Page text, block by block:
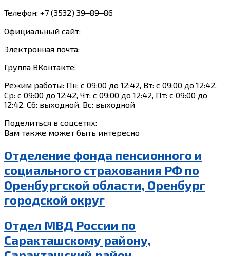
Телефон: +7 (3532) 39‒89‒86
Официальный сайт:
Электронная почта:
Группа ВКонтакте:
Режим работы: Пн: с 09:00 до 12:42, Вт: с 09:00 до 12:42,
Ср: с 09:00 до 12:42, Чт: с 09:00 до 12:42, Пт: с 09:00 до
12:42, Сб: выходной, Вс: выходной
Поделиться в соцсетях:
Вам также может быть интересно
Отделение фонда пенсионного и
социального страхования РФ по
Оренбургской области, Оренбург
городской округ
Отдел МВД России по
Саракташскому району,